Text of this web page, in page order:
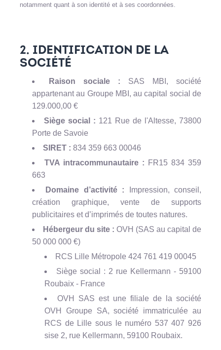
notamment quant à son identité et à ses coordonnées.
2. IDENTIFICATION DE LA
SOCIÉTÉ
Raison sociale : SAS MBI, société
appartenant au Groupe MBI, au capital social de
129.000,00 €
Siège social : 121 Rue de l'Altesse, 73800
Porte de Savoie
SIRET : 834 359 663 00046
TVA intracommunautaire : FR15 834 359
663
Domaine d’activité : Impression, conseil,
création graphique, vente de supports
publicitaires et d’imprimés de toutes natures.
Hébergeur du site : OVH (SAS au capital de
50 000 000 €)
RCS Lille Métropole 424 761 419 00045
Siège social : 2 rue Kellermann - 59100
Roubaix - France
OVH SAS est une filiale de la société
OVH Groupe SA, société immatriculée au
RCS de Lille sous le numéro 537 407 926
sise 2, rue Kellermann, 59100 Roubaix.